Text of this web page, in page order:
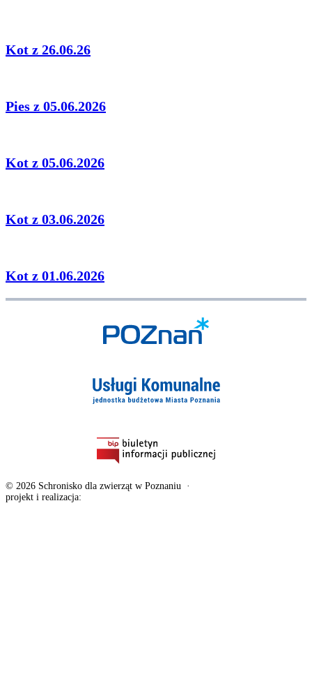
Kot z 26.06.26
Pies z 05.06.2026
Kot z 05.06.2026
Kot z 03.06.2026
Kot z 01.06.2026
© 2026 Schronisko dla zwierząt w Poznaniu ·
projekt i realizacja: